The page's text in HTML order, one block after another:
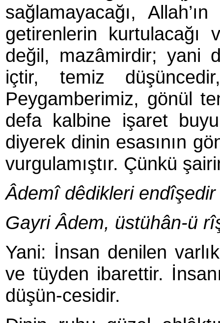
sağlamayacağı,
getirenlerin kurtulacağı
değil, mazâmirdir; yani
içtir, temiz
Peygamberimiz, gönül
defa kalbine işaret
diyerek dinin esasının
vurgulamıştır. Çünkü
Âdemî dêdikleri endîşedir
Gayri Âdem, üstühân-ü
Yani: İnsan denilen
ve tüyden ibarettir.
düşün-cesidir.